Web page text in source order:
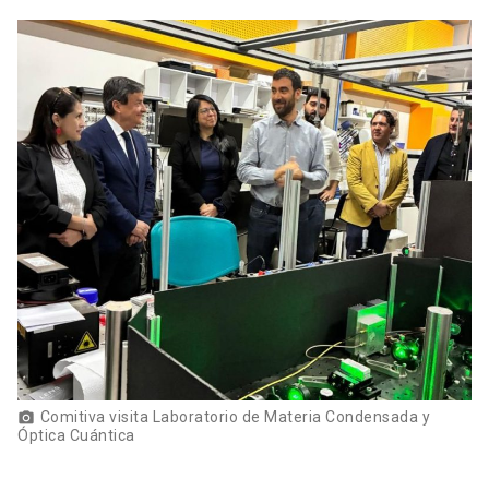
Comitiva visita Laboratorio de Materia Condensada y
Óptica Cuántica